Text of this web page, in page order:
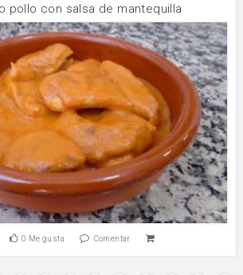
pollo con salsa de mantequilla
0 Me gusta Comentar